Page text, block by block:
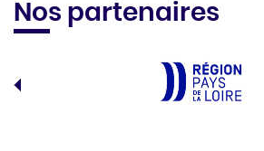
Nos partenaires